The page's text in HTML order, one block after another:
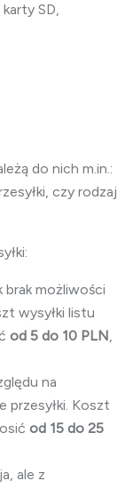
SD,
do nich m.in.:
czy rodzaj
możliwości
wysyłki listu
od 5 do 10 PLN,
na
przesyłki. Koszt
od 15 do 25
ale z